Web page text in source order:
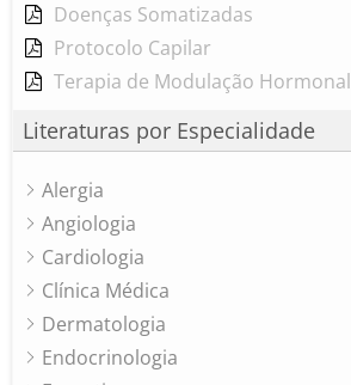
Doenças Somatizadas
Protocolo Capilar
Terapia de Modulação Hormonal
Literaturas por Especialidade
Alergia
Angiologia
Cardiologia
Clínica Médica
Dermatologia
Endocrinologia